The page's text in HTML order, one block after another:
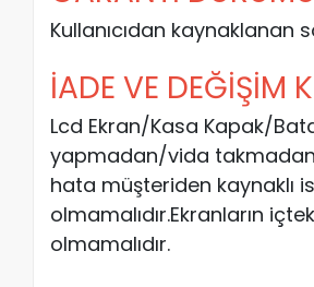
Kullanıcıdan kaynaklanan
İADE VE DEĞİŞİM
Lcd Ekran/Kasa Kapak/
yapmadan/vida takmadan
hata müşteriden kaynaklı
olmamalıdır.Ekranların
olmamalıdır.